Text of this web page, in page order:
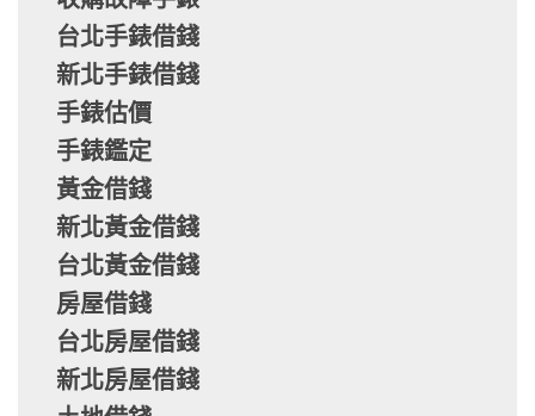
台北手錶借錢
新北手錶借錢
手錶估價
手錶鑑定
黃金借錢
新北黃金借錢
台北黃金借錢
房屋借錢
台北房屋借錢
新北房屋借錢